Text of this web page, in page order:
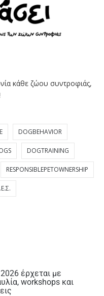
κάθε ζώου συντροφιάς,
DOGBEHAVIOR
DOGTRAINING
RESPONSIBLEPETOWNERSHIP
έρχεται με
workshops και